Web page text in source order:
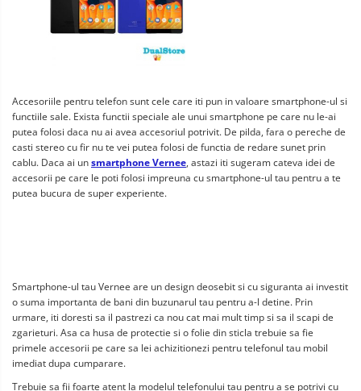
Accesoriile pentru telefon sunt cele care iti pun in valoare smartphone-ul si
functiile sale. Exista functii speciale ale unui smartphone pe care nu le-ai
putea folosi daca nu ai avea accesoriul potrivit. De pilda, fara o pereche de
casti stereo cu fir nu te vei putea folosi de functia de redare sunet prin
cablu. Daca ai unsmartphone Vernee, astazi iti sugeram cateva idei de
accesorii pe care le poti folosi impreuna cu smartphone-ul tau pentru a te
putea bucura de super experiente.
Smartphone-ul tau Vernee are un design deosebit si cu siguranta ai investit
o suma importanta de bani din buzunarul tau pentru a-l detine. Prin
urmare, iti doresti sa il pastrezi ca nou cat mai mult timp si sa il scapi de
zgarieturi. Asa ca husa de protectie si o folie din sticla trebuie sa fie
primele accesorii pe care sa lei achizitionezi pentru telefonul tau mobil
imediat dupa cumparare.
Trebuie sa fii foarte atent la modelul telefonului tau pentru a se potrivi cu